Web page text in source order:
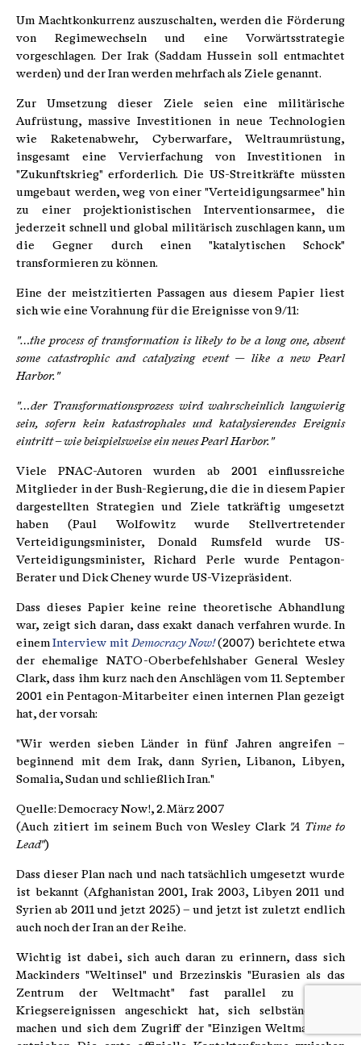
Um Machtkonkurrenz auszuschalten, werden die Förderung
von Regimewechseln und eine Vorwärtsstrategie
vorgeschlagen. Der Irak (Saddam Hussein soll entmachtet
werden) und der Iran werden mehrfach als Ziele genannt.
Zur Umsetzung dieser Ziele seien eine militärische
Aufrüstung, massive Investitionen in neue Technologien
wie Raketenabwehr, Cyberwarfare, Weltraumrüstung,
insgesamt eine Vervierfachung von Investitionen in
"Zukunftskrieg" erforderlich. Die US-Streitkräfte müssten
umgebaut werden, weg von einer "Verteidigungsarmee" hin
zu einer projektionistischen Interventionsarmee, die
jederzeit schnell und global militärisch zuschlagen kann, um
die Gegner durch einen "katalytischen Schock"
transformieren zu können.
Eine der meistzitierten Passagen aus diesem Papier liest
sich wie eine Vorahnung für die Ereignisse von 9/11:
"…the process of transformation is likely to be a long one, absent
some catastrophic and catalyzing event — like a new Pearl
Harbor."
"…der Transformationsprozess wird wahrscheinlich langwierig
sein, sofern kein katastrophales und katalysierendes Ereignis
eintritt – wie beispielsweise ein neues Pearl Harbor."
Viele PNAC-Autoren wurden ab 2001 einflussreiche
Mitglieder in der Bush-Regierung, die die in diesem Papier
dargestellten Strategien und Ziele tatkräftig umgesetzt
haben (Paul Wolfowitz wurde Stellvertretender
Verteidigungsminister, Donald Rumsfeld wurde US-
Verteidigungsminister, Richard Perle wurde Pentagon-
Berater und Dick Cheney wurde US-Vizepräsident.
Dass dieses Papier keine reine theoretische Abhandlung
war, zeigt sich daran, dass exakt danach verfahren wurde. In
einemInterview mit Democracy Now!(2007) berichtete etwa
der ehemalige NATO-Oberbefehlshaber General Wesley
Clark, dass ihm kurz nach den Anschlägen vom 11. September
2001 ein Pentagon-Mitarbeiter einen internen Plan gezeigt
hat, der vorsah:
"Wir werden sieben Länder in fünf Jahren angreifen –
beginnend mit dem Irak, dann Syrien, Libanon, Libyen,
Somalia, Sudan und schließlich Iran."
Quelle: Democracy Now!, 2. März 2007
(Auch zitiert im seinem Buch von Wesley Clark "A Time to
Lead")
Dass dieser Plan nach und nach tatsächlich umgesetzt wurde
ist bekannt (Afghanistan 2001, Irak 2003, Libyen 2011 und
Syrien ab 2011 und jetzt 2025) – und jetzt ist zuletzt endlich
auch noch der Iran an der Reihe.
Wichtig ist dabei, sich auch daran zu erinnern, dass sich
Mackinders "Weltinsel" und Brzezinskis "Eurasien als das
Zentrum der Weltmacht" fast parallel zu diesen
Kriegsereignissen angeschickt hat, sich selbständig zu
machen und sich dem Zugriff der "Einzigen Weltmacht" zu